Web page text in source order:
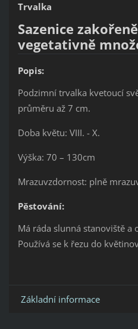
Trvalka
Sazenice
vegetativně
Popis:
Podzimní trvalka kvetoucí
průměru až 7 cm.
Doba květu: VIII. - X.
Výška: 70 – 130cm
Mrazuvzdornost: plně
Pěstování:
Má ráda slunná stanoviště a
Používá se k řezu do
Základní informace